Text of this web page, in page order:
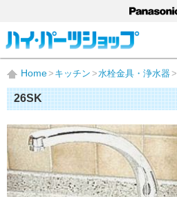
Home キッチン 水栓金具・浄水器
26SK